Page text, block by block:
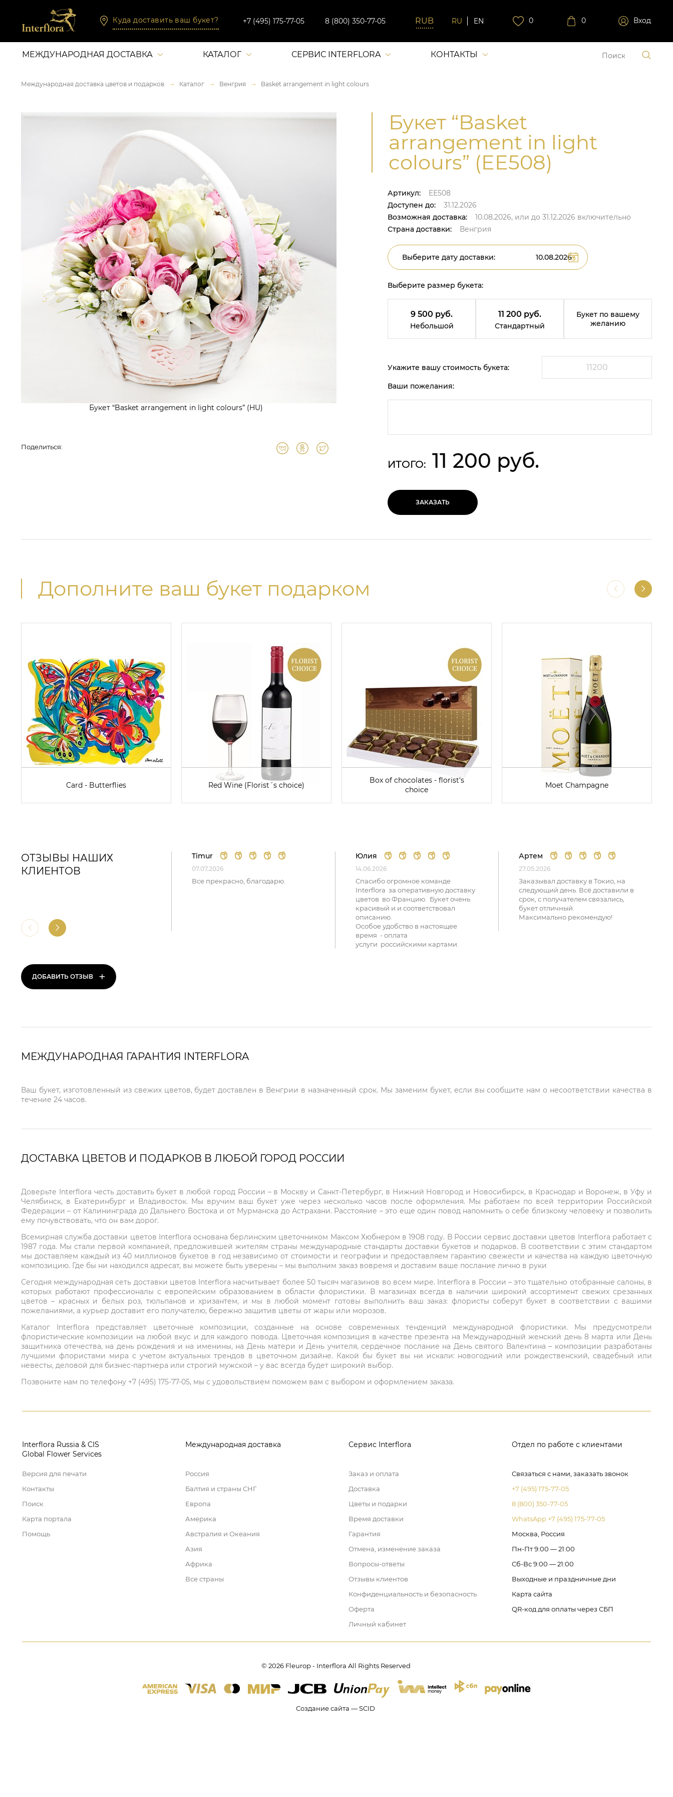
Куда доставить ваш букет? +7 (495) 175-77-05 8 (800) 350-77-05 RU EN 0 0 Вход
МЕЖДУНАРОДНАЯ ДОСТАВКА КАТАЛОГ СЕРВИС INTERFLORA КОНТАКТЫ
Международная доставка цветов и подарков Каталог Венгрия Basket arrangement in light colours
Букет “Basket arrangement in light colours” (HU)
Поделиться:
Букет “Basket
arrangement in light
colours” (EE508)
Артикул:
EE508
Доступен до:
31.12.2026
Возможная доставка:
10.08.2026, или до 31.12.2026 включительно
Страна доставки:
Венгрия
Выберите дату доставки:
Выберите размер букета:
9 500 руб.
Небольшой
11 200 руб.
Стандартный
Букет по вашему
желанию
Укажите вашу стоимость букета:
Ваши пожелания:
ИТОГО: 11 200 руб.
ЗАКАЗАТЬ
Дополните ваш букет подарком
Card - Butterflies Red Wine (Florist´s choice)
Box of chocolates - florist's
choice
Moet Champagne
ОТЗЫВЫ НАШИХ
КЛИЕНТОВ
ДОБАВИТЬ ОТЗЫВ +
Timur
07.07.2026
Все прекрасно, благодарю.
Юлия
14.06.2026
Спасибо огромное команде
Interflora за оперативную доставку
цветов во Францию. Букет очень
красивый и и соответствовал
описанию.
Особое удобство в настоящее
время - оплата
услуги российскими картами.
Артем
27.05.2026
Заказывал доставку в Токио, на
следующий день. Всё доставили в
срок, с получателем связались,
букет отличный.
Максимально рекомендую!
МЕЖДУНАРОДНАЯ ГАРАНТИЯ INTERFLORA
Ваш букет, изготовленный из свежих цветов, будет доставлен в Венгрии в назначенный срок. Мы заменим букет, если вы сообщите нам о несоответствии качества в
течение 24 часов.
ДОСТАВКА ЦВЕТОВ И ПОДАРКОВ В ЛЮБОЙ ГОРОД РОССИИ
Доверьте Interflora честь доставить букет в любой город России – в Москву и Санкт-Петербург, в Нижний Новгород и Новосибирск, в Краснодар и Воронеж, в Уфу и
Челябинск, в Екатеринбург и Владивосток. Мы вручим ваш букет уже через несколько часов после оформления. Мы работаем по всей территории Российской
Федерации – от Калининграда до Дальнего Востока и от Мурманска до Астрахани. Расстояние – это еще один повод напомнить о себе близкому человеку и позволить
ему почувствовать, что он вам дорог.
Всемирная служба доставки цветов Interflora основана берлинским цветочником Максом Хюбнером в 1908 году. В России сервис доставки цветов Interflora работает с
1987 года. Мы стали первой компанией, предложившей жителям страны международные стандарты доставки букетов и подарков. В соответствии с этим стандартом
мы доставляем каждый из 40 миллионов букетов в год независимо от стоимости и географии и предоставляем гарантию свежести и качества на каждую цветочную
композицию. Где бы ни находился адресат, вы можете быть уверены – мы выполним заказ вовремя и доставим ваше послание лично в руки
Сегодня международная сеть доставки цветов Interflora насчитывает более 50 тысяч магазинов во всем мире. Interflora в России – это тщательно отобранные салоны, в
которых работают профессионалы с европейским образованием в области флористики. В магазинах всегда в наличии широкий ассортимент свежих срезанных
цветов – красных и белых роз, тюльпанов и хризантем, и мы в любой момент готовы выполнить ваш заказ: флористы соберут букет в соответствии с вашими
пожеланиями, а курьер доставит его получателю, бережно защитив цветы от жары или морозов.
Каталог Interflora представляет цветочные композиции, созданные на основе современных тенденций международной флористики. Мы предусмотрели
флористические композиции на любой вкус и для каждого повода. Цветочная композиция в качестве презента на Международный женский день 8 марта или День
защитника отечества, на день рождения и на именины, на День матери и День учителя, сердечное послание на День святого Валентина – композиции разработаны
лучшими флористами мира с учетом актуальных трендов в цветочном дизайне. Какой бы букет вы ни искали: новогодний или рождественский, свадебный или
невесты, деловой для бизнес-партнера или строгий мужской – у вас всегда будет широкий выбор.
Позвоните нам по телефону +7 (495) 175-77-05, мы с удовольствием поможем вам с выбором и оформлением заказа.
Interflora Russia & CIS
Global Flower Services
Версия для печати
Контакты
Поиск
Карта портала
Помощь
Международная доставка
Россия
Балтия и страны СНГ
Европа
Америка
Австралия и Океания
Азия
Африка
Все страны
Сервис Interflora
Заказ и оплата
Доставка
Цветы и подарки
Время доставки
Гарантия
Отмена, изменение заказа
Вопросы-ответы
Отзывы клиентов
Конфиденциальность и безопасность
Оферта
Личный кабинет
Отдел по работе с клиентами
Связаться с нами, заказать звонок
+7 (495) 175-77-05
8 (800) 350-77-05
WhatsApp +7 (495) 175-77-05
Москва, Россия
Пн-Пт 9:00 — 21:00
Сб-Вс 9:00 — 21:00
Выходные и праздничные дни
Карта сайта
QR-код для оплаты через СБП
© 2026 Fleurop - Interflora All Rights Reserved
Создание сайта — SCID